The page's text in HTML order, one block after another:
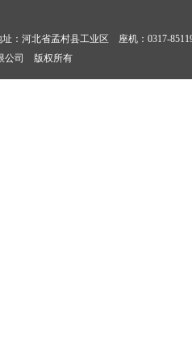
址：河北省孟村县工业区 座机：0317-
限公司 版权所有